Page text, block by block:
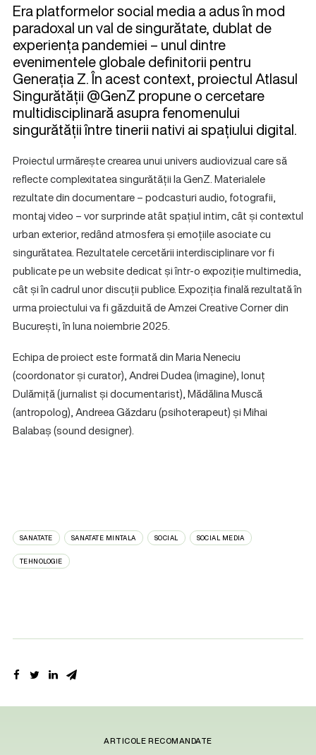
Era platformelor social media a adus în mod
paradoxal un val de singurătate, dublat de
experiența pandemiei – unul dintre
evenimentele globale definitorii pentru
Generația Z. În acest context, proiectul Atlasul
Singurătății @GenZ propune o cercetare
multidisciplinară asupra fenomenului
singurătății între tinerii nativi ai spațiului digital.
Proiectul urmărește crearea unui univers audiovizual care să
reflecte complexitatea singurătății la GenZ. Materialele
rezultate din documentare – podcasturi audio, fotografii,
montaj video – vor surprinde atât spațiul intim, cât și contextul
urban exterior, redând atmosfera și emoțiile asociate cu
singurătatea. Rezultatele cercetării interdisciplinare vor fi
publicate pe un website dedicat și într-o expoziție multimedia,
cât și în cadrul unor discuții publice. Expoziția finală rezultată în
urma proiectului va fi găzduită de Amzei Creative Corner din
București, în luna noiembrie 2025.
Echipa de proiect este formată din Maria Neneciu
(coordonator și curator), Andrei Dudea (imagine), Ionuț
Dulămiță (jurnalist și documentarist), Mădălina Muscă
(antropolog), Andreea Găzdaru (psihoterapeut) și Mihai
Balabaș (sound designer).
SANATATE SANATATE MINTALA SOCIAL SOCIAL MEDIA
TEHNOLOGIE
ARTICOLE RECOMANDATE